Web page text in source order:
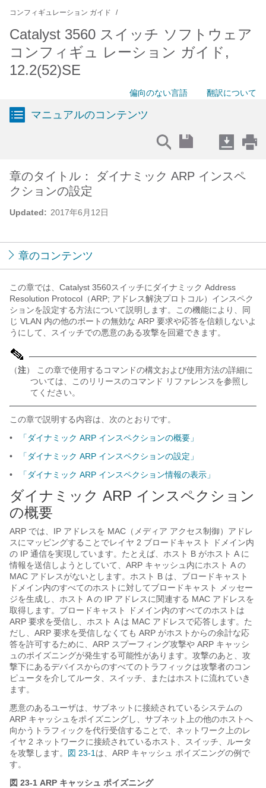
コンフィギュレーション ガイド
Catalyst 3560 スイッチ ソフトウェア
コンフィギュ レーション ガイド,
12.2(52)SE
偏向のない言語 翻訳について
マニュアルのコンテンツ
Updated: 2017年6月12日
章のタイトル： ダイナミック ARP インスペ
クションの設定
章のコンテンツ
この章では、Catalyst 3560スイッチにダイナミック Address
Resolution Protocol（ARP; アドレス解決プロトコル）インスペク
ションを設定する方法について説明します。この機能により、同
じ VLAN 内の他のポートの無効な ARP 要求や応答を信頼しないよ
うにして、スイッチでの悪意のある攻撃を回避できます。
（注） この章で使用するコマンドの構文および使用方法の詳細に
ついては、このリリースのコマンド リファレンスを参照し
てください。
この章で説明する内容は、次のとおりです。
•
「ダイナミック ARP インスペクションの概要」
•
「ダイナミック ARP インスペクションの設定」
•
「ダイナミック ARP インスペクション情報の表示」
ダイナミック ARP インスペクション
の概要
ARP では、IP アドレスを MAC（メディア アクセス制御）アドレ
スにマッピングすることでレイヤ 2 ブロードキャスト ドメイン内
の IP 通信を実現しています。たとえば、ホスト B がホスト A に
情報を送信しようとしていて、ARP キャッシュ内にホスト A の
MAC アドレスがないとします。ホスト B は、ブロードキャスト
ドメイン内のすべてのホストに対してブロードキャスト メッセー
ジを生成し、ホスト A の IP アドレスに関連する MAC アドレスを
取得します。ブロードキャスト ドメイン内のすべてのホストは
ARP 要求を受信し、ホスト A は MAC アドレスで応答します。た
だし、ARP 要求を受信しなくても ARP がホストからの余計な応
答を許可するために、ARP スプーフィング攻撃や ARP キャッシ
ュのポイズニングが発生する可能性があります。攻撃のあと、攻
撃下にあるデバイスからのすべてのトラフィックは攻撃者のコン
ピュータを介してルータ、スイッチ、またはホストに流れていき
ます。
悪意のあるユーザは、サブネットに接続されているシステムの
ARP キャッシュをポイズニングし、サブネット上の他のホストへ
向かうトラフィックを代行受信することで、ネットワーク上のレ
イヤ 2 ネットワークに接続されているホスト、スイッチ、ルータ
を攻撃します。 図 23-1 は、ARP キャッシュ ポイズニングの例で
す。
図 23-1 ARP キャッシュ ポイズニング